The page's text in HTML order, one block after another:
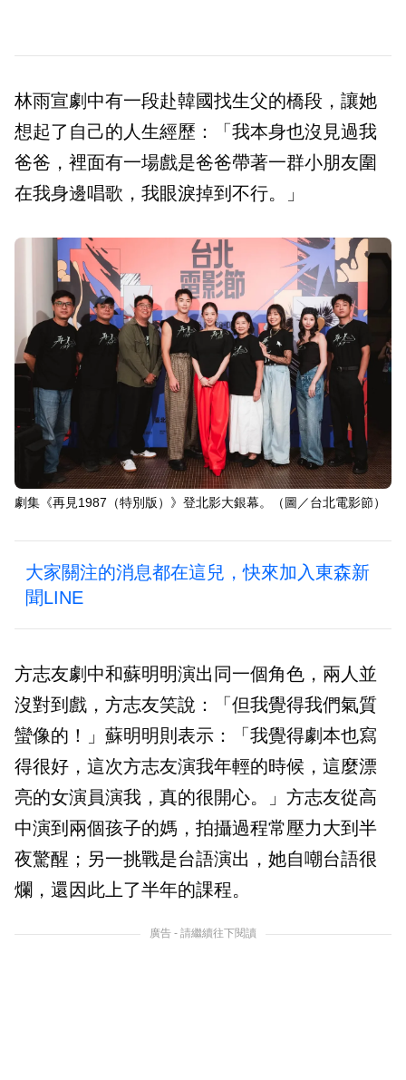
林雨宣劇中有一段赴韓國找生父的橋段，讓她
想起了自己的人生經歷：「我本身也沒見過我
爸爸，裡面有一場戲是爸爸帶著一群小朋友圍
在我身邊唱歌，我眼淚掉到不行。」
劇集《再見1987（特別版）》登北影大銀幕。（圖／台北電影節）
大家關注的消息都在這兒，快來加入東森新
聞LINE
方志友劇中和蘇明明演出同一個角色，兩人並
沒對到戲，方志友笑說：「但我覺得我們氣質
蠻像的！」蘇明明則表示：「我覺得劇本也寫
得很好，這次方志友演我年輕的時候，這麼漂
亮的女演員演我，真的很開心。」方志友從高
中演到兩個孩子的媽，拍攝過程常壓力大到半
夜驚醒；另一挑戰是台語演出，她自嘲台語很
爛，還因此上了半年的課程。
廣告 - 請繼續往下閱讀